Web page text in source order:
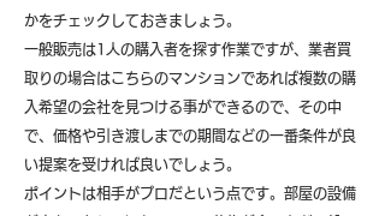
かをチェックしておきましょう。
一般販売は1人の購入者を探す作業ですが、業者買
取りの場合はこちらのマンションであれば複数の購
入希望の会社を見つける事ができるので、その中
で、価格や引き渡しまでの期間などの一番条件が良
い提案を受ければ良いでしょう。
ポイントは相手がプロだという点です。部屋の設備